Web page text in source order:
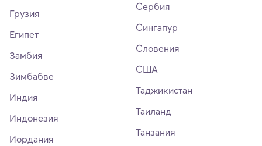
Грузия
Египет
Замбия
Зимбабве
Индия
Индонезия
Иордания
Сербия
Сингапур
Словения
США
Таджикистан
Таиланд
Танзания